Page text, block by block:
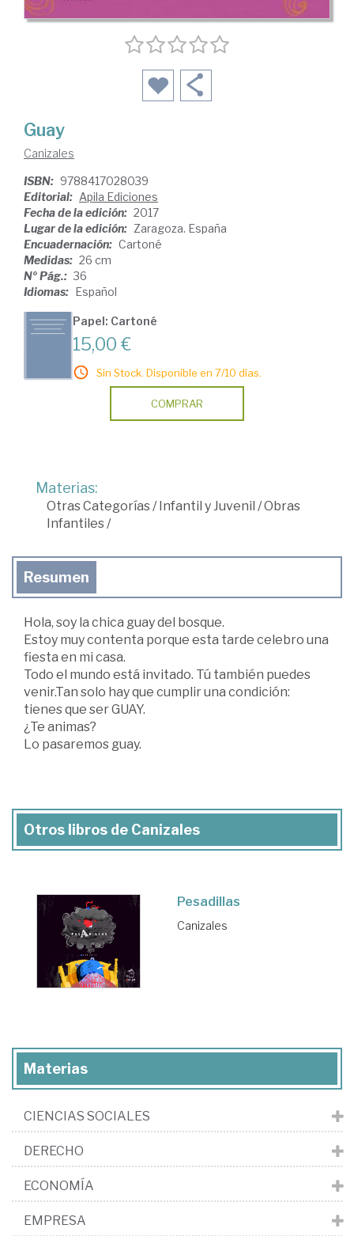
Guay
Canizales
ISBN: 9788417028039
Editorial: Apila Ediciones
Fecha de la edición: 2017
Lugar de la edición: Zaragoza. España
Encuadernación: Cartoné
Medidas: 26 cm
Nº Pág.: 36
Idiomas: Español
Papel: Cartoné
15,00 €
Sin Stock. Disponible en 7/10 días.
COMPRAR
Materias:
Otras Categorías/Infantil y Juvenil /Obras
Infantiles/
Resumen
Hola, soy la chica guay del bosque.
Estoy muy contenta porque esta tarde celebro una
fiesta en mi casa.
Todo el mundo está invitado. Tú también puedes
venir.Tan solo hay que cumplir una condición:
tienes que ser GUAY.
¿Te animas?
Lo pasaremos guay.
Otros libros de Canizales
Pesadillas
Canizales
Materias
CIENCIAS SOCIALES
DERECHO
ECONOMÍA
EMPRESA